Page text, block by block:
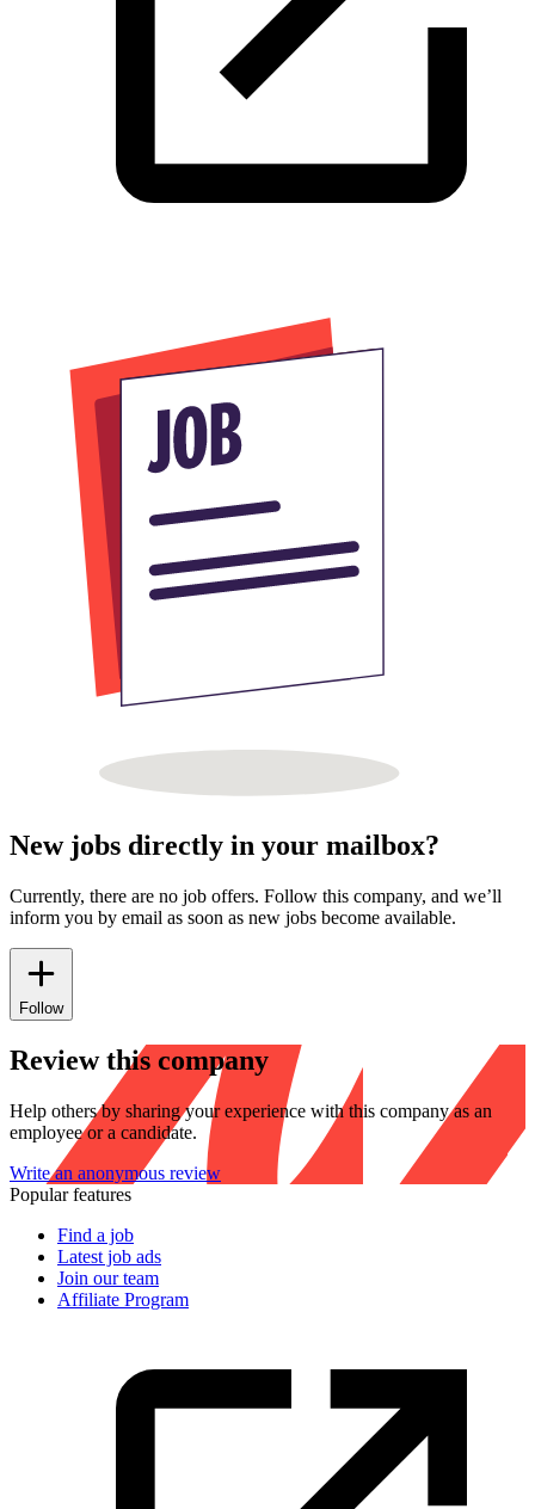
New jobs directly in your mailbox?
Currently, there are no job offers. Follow this company, and we’ll
inform you by email as soon as new jobs become available.
Follow
Review this company
Help others by sharing your experience with this company as an
employee or a candidate.
Write an anonymous review
Popular features
Find a job
Latest job ads
Join our team
Affiliate Program